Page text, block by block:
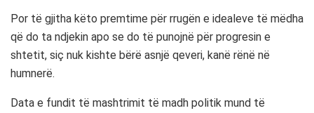
Por të gjitha këto premtime për rrugën e idealeve të mëdha
që do ta ndjekin apo se do të punojnë për progresin e
shtetit, siç nuk kishte bërë asnjë qeveri, kanë rënë në
humnerë.
Data e fundit të mashtrimit të madh politik mund të